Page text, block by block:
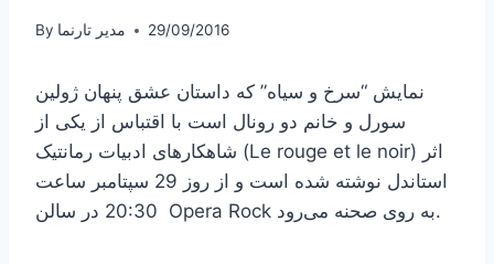
By مدیر تارنما 29/09/2016
نمایش “سرخ و سیاه” که داستان عشق پنهان ژولین
سورل و خانم دو رونال است با اقتباس از یکی از
شاهکارهای ادبیات رمانتیک (Le rouge et le noir) اثر
استاندل نوشته شده است و از روز 29 سپتامبر ساعت
20:30 در سالن Opera Rock به روی صحنه می‌رود.